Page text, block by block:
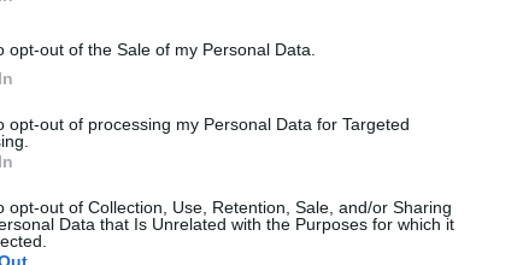
opt-out of the Sale of my Personal Data.
opt-out of processing my Personal Data for Targeted
opt-out of Collection, Use, Retention, Sale, and/or Sharing
Data that Is Unrelated with the Purposes for which it
nella sezioneLogindal menù del sito o